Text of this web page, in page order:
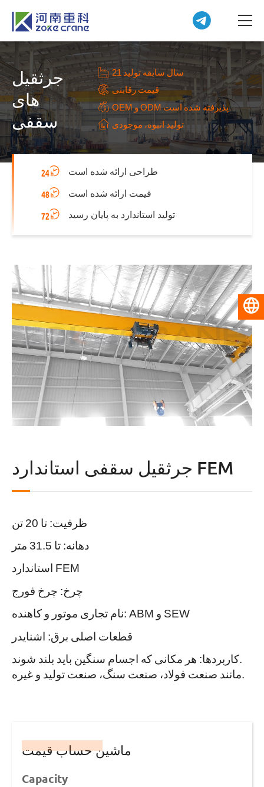
جرثقیل
های
سقفی
21 سال سابقه تولید
قیمت رقابتی
OEM و ODM پذیرفته شده است
تولید انبوه، موجودی
طراحی ارائه شده است
قیمت ارائه شده است
تولید استاندارد به پایان رسید
جرثقیل سقفی استاندارد FEM
ظرفیت: تا 20 تن
دهانه: تا 31.5 متر
استاندارد FEM
چرخ: چرخ فورج
نام تجاری موتور و کاهنده: ABM و SEW
قطعات اصلی برق: اشنایدر
کاربردها: هر مکانی که اجسام سنگین باید بلند شوند.
مانند صنعت فولاد، صنعت سنگ، صنعت تولید و غیره.
ماشین حساب قیمت
Capacity
فارسی